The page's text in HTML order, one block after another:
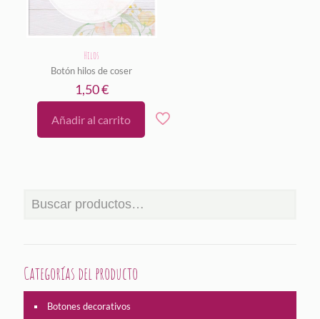
Hilos
Botón hilos de coser
1,50€
Añadir al carrito
Categorías del producto
Botones decorativos